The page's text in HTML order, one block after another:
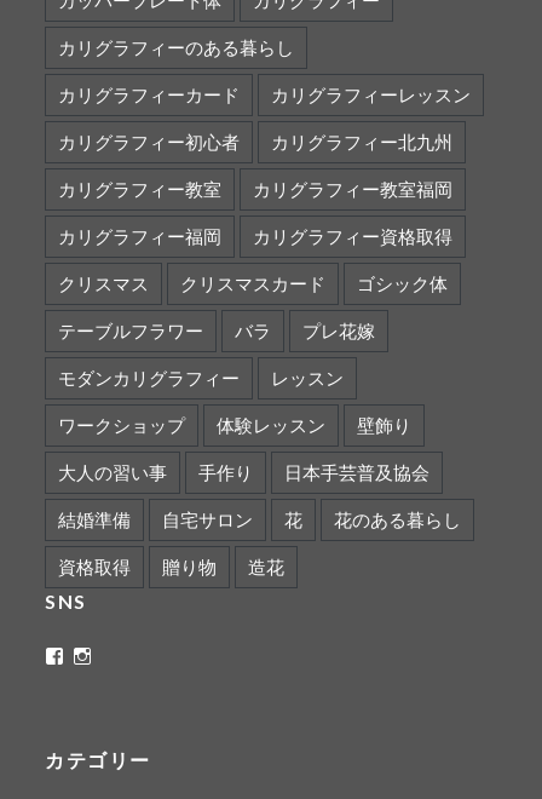
カリグラフィーのある暮らし
カリグラフィーカード カリグラフィーレッスン
カリグラフィー初心者 カリグラフィー北九州
カリグラフィー教室 カリグラフィー教室福岡
カリグラフィー福岡 カリグラフィー資格取得
クリスマス クリスマスカード ゴシック体
テーブルフラワー バラ プレ花嫁
モダンカリグラフィー レッスン
ワークショップ 体験レッスン 壁飾り
大人の習い事 手作り 日本手芸普及協会
結婚準備 自宅サロン 花 花のある暮らし
資格取得 贈り物 造花
SNS
ritaflower.calligraphy
ロ
フ
ロ
フ
カテゴリー